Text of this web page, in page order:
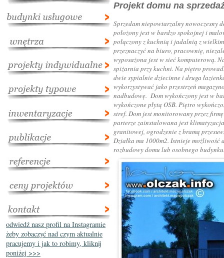
odwiedź nasz profil na Instagramie
żeby zobaczyć nad czym aktualnie
pracujemy i jak to robimy, kliknij
poniżej >>>
Projekt domu na
Sprzedam niepowtarzalny nowoczesny
położony jest w bardzo spokojnej i
połączony z kuchnią i jadalnią z
przeznaczyć na biuro, pracownię,
wyposażona jest w sieć komputerową.
spiżarnia przy kuchni. Na piętro
dwie sypialnie dziecinne i druga
wykorzystywać jako przestrzeń
nadbudowę. Dom wykończony jest w
wykończone płytą OSB. Piętro
stref. Dom jest monitorowany przez
parterze zainstalowana jest
granitowej, ogrodzenie z bramą
Działka ma 1000m2. Istnieje
rozbudowy domu lub osobnego